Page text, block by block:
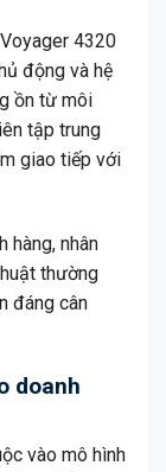
4320
động và hệ
ồn từ môi
tập trung
giao tiếp với
hàng, nhân
thường
đáng cân
doanh
vào mô hình